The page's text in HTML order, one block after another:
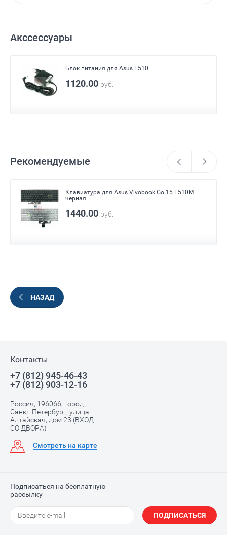
Акссессуары
Блок питания для Asus E510
1120.00 руб.
Рекомендуемые
Клавиатура для Asus Vivobook Go 15 E510M
черная
1440.00 руб.
НАЗАД
Контакты
+7 (812) 945-46-43
+7 (812) 903-12-16
Россия, 196066, город
Санкт-Петербург, улица
Алтайская, дом 23 (ВХОД
СО ДВОРА)
Смотреть на карте
Подписаться на бесплатную
рассылку
ПОДПИСАТЬСЯ